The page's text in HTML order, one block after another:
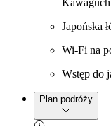
Japońska
Wi-Fi na
Wstęp do
Plan podróży